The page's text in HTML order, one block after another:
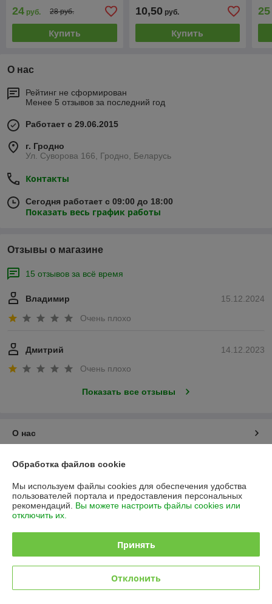
24 руб. 28 руб.
Купить
10,50руб.
Купить
25
О нас
Рейтинг не сформирован
Менее 5 отзывов за последний год
Работает с 29.06.2015
г. Гродно
Ул. Суворова 166, Гродно, Беларусь
Контакты
Сегодня работает с 09:00 до 18:00
Показать весь график работы
Отзывы о магазине
15 отзывов за всё время
15.12.2024
Владимир
Очень плохо
14.12.2023
Дмитрий
Очень плохо
Показать все отзывы
О нас
Контакты
Доставка и оплата
График работы
Политика обработки cookies
Обработка файлов cookie
Мы используем файлы cookies для обеспечения удобства
пользователей портала и предоставления персональных
рекомендаций. Вы можете настроить файлы cookies или
отключить их.
Принять
Отклонить